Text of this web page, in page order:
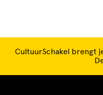
CultuurSchakel brengt